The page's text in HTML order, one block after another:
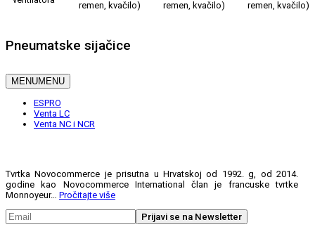
remen, kvačilo)
remen, kvačilo)
remen, kvačilo)
Pneumatske sijačice
MENUMENU
ESPRO
Venta LC
Venta NC i NCR
Tvrtka Novocommerce je prisutna u Hrvatskoj od 1992. g, od 2014.
godine kao Novocommerce International član je francuske tvrtke
Monnoyeur… Pročitajte više